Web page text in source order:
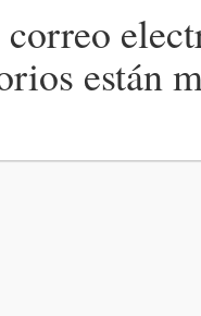
están